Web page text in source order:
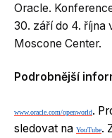
Oracle.
30. září do 4. října
Moscone Center.
Podrobnější
www.oracle.com/openworld.
sledovat na YouTube.